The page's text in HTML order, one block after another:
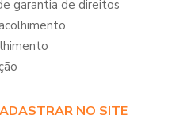
garantia de direitos
NO SITE